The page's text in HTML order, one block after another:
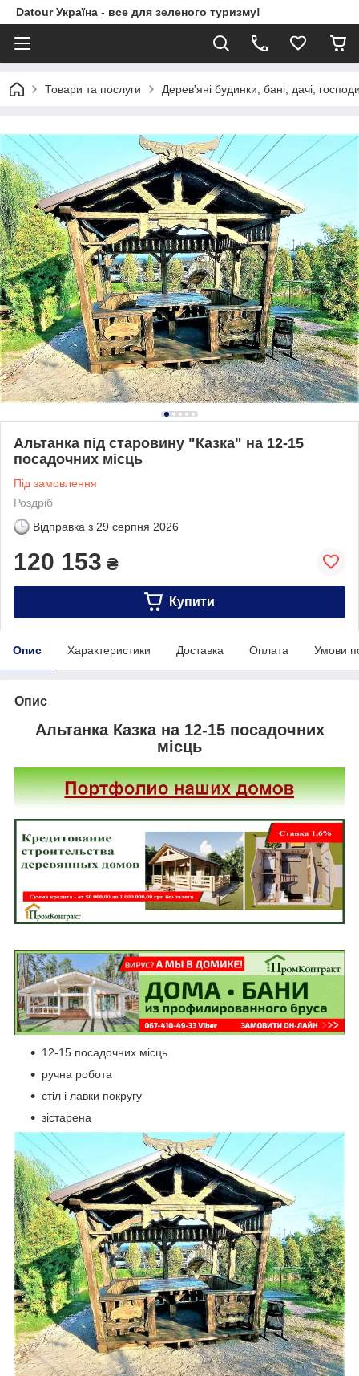
Datour Україна - все для зеленого туризму!
Товари та послуги Дерев'яні будинки, бані, дачі,
Альтанка під старовину "Казка" на 12-15
посадочних місць
Під замовлення
Роздріб
Відправка з 29 серпня 2026
120 153 ₴
Купити
Опис Характеристики Доставка Оплата Умови
Опис
Альтанка Казка на 12-15 посадочних
місць
12-15 посадочних місць
ручна робота
стіл і лавки покругу
зістарена